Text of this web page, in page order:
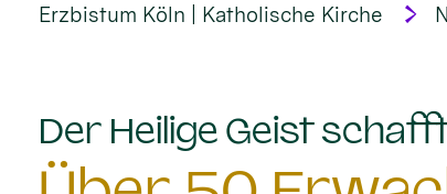
Erzbistum Köln | Katholische Kirche
Der Heilige Geist